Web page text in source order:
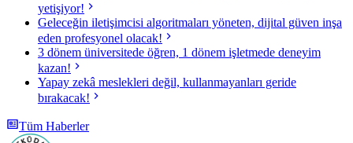
yetişiyor!
Geleceğin iletişimcisi algoritmaları yöneten, dijital güven inşa
eden profesyonel olacak!
3 dönem üniversitede öğren, 1 dönem işletmede deneyim
kazan!
Yapay zekâ meslekleri değil, kullanmayanları geride
bırakacak!
Tüm Haberler